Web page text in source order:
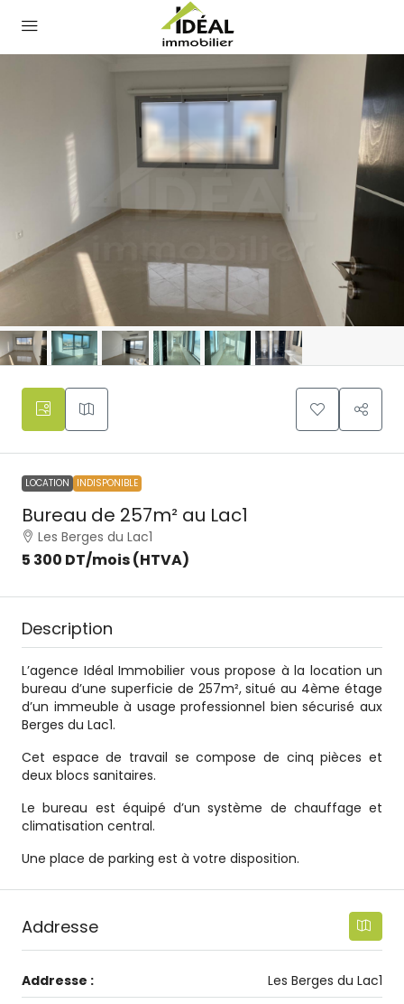
LOCATION INDISPONIBLE
Bureau de 257m² au Lac1
Les Berges du Lac1
5 300 DT/mois (HTVA)
Description
L’agence Idéal Immobilier vous propose à la location un
bureau d’une superficie de 257m², situé au 4ème étage
d’un immeuble à usage professionnel bien sécurisé aux
Berges du Lac1.
Cet espace de travail se compose de cinq pièces et
deux blocs sanitaires.
Le bureau est équipé d’un système de chauffage et
climatisation central.
Une place de parking est à votre disposition.
Addresse
Addresse :
Les Berges du Lac1